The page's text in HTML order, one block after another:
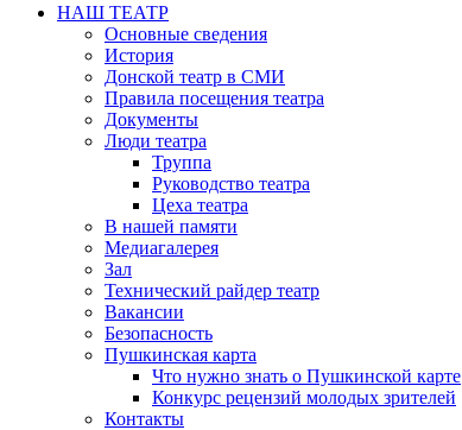
НАШ ТЕАТР
Основные сведения
История
Донской театр в СМИ
Правила посещения театра
Документы
Люди театра
Труппа
Руководство театра
Цеха театра
В нашей памяти
Медиагалерея
Зал
Технический райдер театр
Вакансии
Безопасность
Пушкинская карта
Что нужно знать о Пушкинской карте
Конкурс рецензий молодых зрителей
Контакты